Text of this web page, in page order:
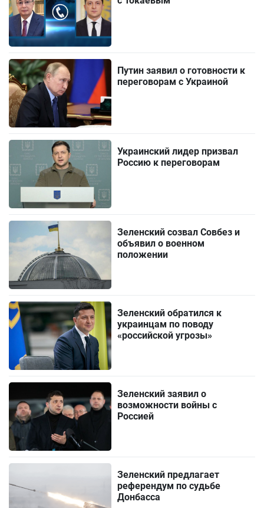
Путин заявил о готовности к
переговорам с Украиной
Украинский лидер призвал
Россию к переговорам
Зеленский созвал Совбез и
объявил о военном
положении
Зеленский обратился к
украинцам по поводу
«российской угрозы»
Зеленский заявил о
возможности войны с
Россией
Зеленский предлагает
референдум по судьбе
Донбасса